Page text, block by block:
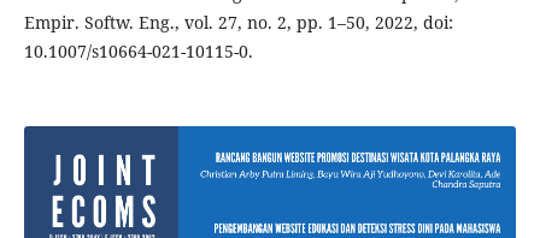
Empir. Softw. Eng., vol. 27, no. 2, pp. 1–50, 2022, doi:
10.1007/s10664-021-10115-0.